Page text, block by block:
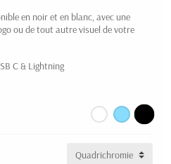
en noir et en blanc, avec une
ou de tout autre visuel de votre
C & Lightning